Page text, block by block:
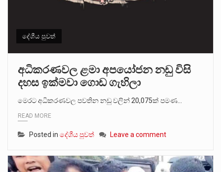
දේශීය පුවත්
අධිකරණවල ළමා අපයෝජන නඩු විසි
දහස ඉක්මවා ගොඩ ගැහිලා
මෙරට අධිකරණවල පවතින නඩු වලින් 20,075ක් පමණ…
READ MORE
Posted in දේශීය පුවත් Leave a comment